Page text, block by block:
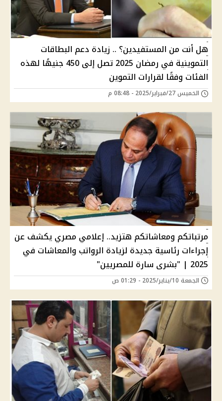
هل أنت من المستفيدين؟ .. زيادة دعم البطاقات
التموينية في رمضان 2025 تصل إلى 450 جنيهًا لهذه
الفئات وفقًا لقرارات التموين
الخميس 27/فبراير/2025 - 08:48 م
مرتباتكم ومعاشاتكم هتزيد.. إعلامي مصري يكشف عن
إجراءات رئاسية جديدة لزيادة الرواتب والمعاشات في
2025 | "بشرى سارة للمصريين"
الجمعة 10/يناير/2025 - 01:29 ص